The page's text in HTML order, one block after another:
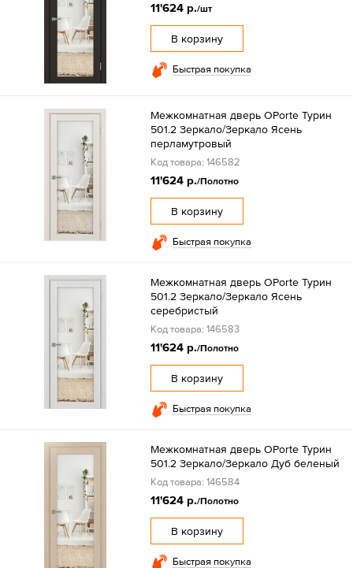
11'624 р./шт
В корзину
Быстрая покупка
Межкомнатная дверь OPorte Турин
501.2 Зеркало/Зеркало Ясень
перламутровый
Код товара: 146582
11'624 р./Полотно
В корзину
Быстрая покупка
Межкомнатная дверь OPorte Турин
501.2 Зеркало/Зеркало Ясень
серебристый
Код товара: 146583
11'624 р./Полотно
В корзину
Быстрая покупка
Межкомнатная дверь OPorte Турин
501.2 Зеркало/Зеркало Дуб беленый
Код товара: 146584
11'624 р./Полотно
В корзину
Быстрая покупка